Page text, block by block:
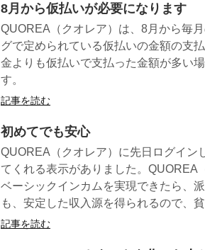
8月から仮払いが必要になります
QUOREA（クオレア）は、8月から毎
グで定められている仮払いの金額の支
金よりも仮払いで支払った金額が多い
す。
記事を読む
初めてでも安心
QUOREA（クオレア）に先日ログイン
てくれる表示がありました。QUOREA
ベーシックインカムを実現できたら、
も、安定した収入源を得られるので、
記事を読む